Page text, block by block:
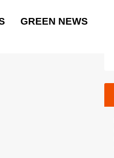
GREEN NEWS